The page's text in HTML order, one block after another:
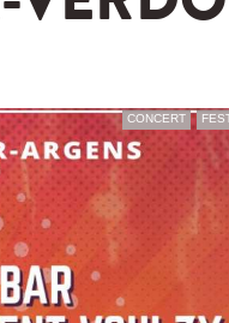
CONCERT